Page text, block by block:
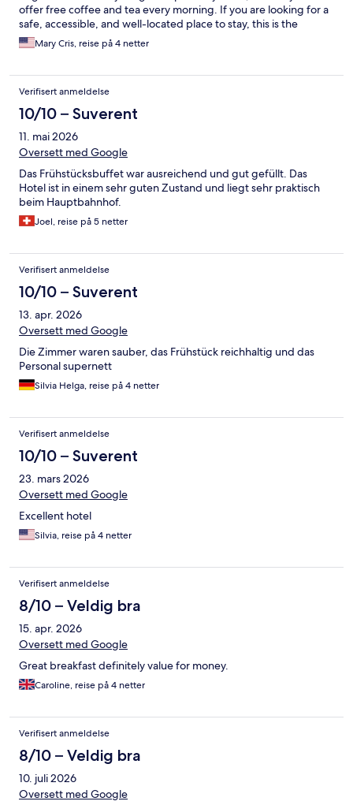
offer free coffee and tea every morning. If you are looking for a
safe, accessible, and well-located place to stay, this is the
perfect choice.
Mary Cris, reise på 4 netter
Verifisert anmeldelse
10/10 – Suverent
11. mai 2026
Oversett med Google
Das Frühstücksbuffet war ausreichend und gut gefüllt. Das
Hotel ist in einem sehr guten Zustand und liegt sehr praktisch
beim Hauptbahnhof.
Joel, reise på 5 netter
Verifisert anmeldelse
10/10 – Suverent
13. apr. 2026
Oversett med Google
Die Zimmer waren sauber, das Frühstück reichhaltig und das
Personal supernett
Silvia Helga, reise på 4 netter
Verifisert anmeldelse
10/10 – Suverent
23. mars 2026
Oversett med Google
Excellent hotel
Silvia, reise på 4 netter
Verifisert anmeldelse
8/10 – Veldig bra
15. apr. 2026
Oversett med Google
Great breakfast definitely value for money.
Caroline, reise på 4 netter
Verifisert anmeldelse
8/10 – Veldig bra
10. juli 2026
Oversett med Google